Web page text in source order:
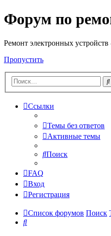
Регистрация
Форум по
Ремонт электронных
Пропустить
Ссылки
Темы без ответов
Активные темы
Поиск
FAQ
Вход
Регистрация
Список форумов Поиск
Поиск